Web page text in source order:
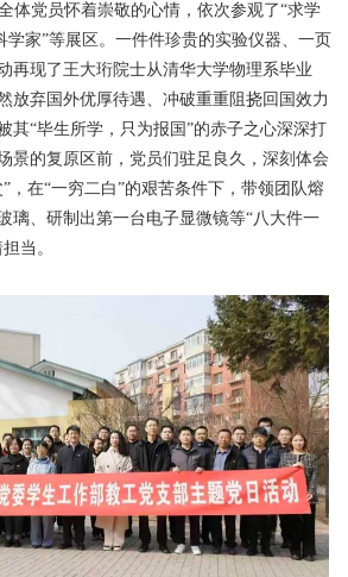
体党员怀着崇敬的心情，依次参观了“求学
学家”等展区。一件件珍贵的实验仪器、一页
再现了王大珩院士从清华大学物理系毕业
放弃国外优厚待遇、冲破重重阻挠回国效力
其“毕生所学，只为报国”的赤子之心深深打
景的复原区前，党员们驻足良久，深刻体会
，在“一穷二白”的艰苦条件下，带领团队熔
璃、研制出第一台电子显微镜等“八大件一
当。